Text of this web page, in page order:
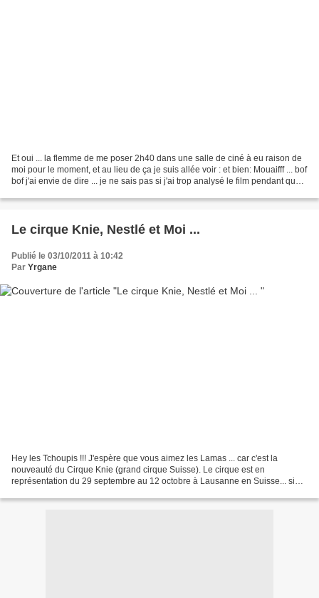
Et oui ... la flemme de me poser 2h40 dans une salle de ciné à eu raison de
moi pour le moment, et au lieu de ça je suis allée voir : et bien: Mouaifff ... bof
bof j'ai envie de dire ... je ne sais pas si j'ai trop analysé le film pendant que
Le cirque Knie, Nestlé et Moi ...
Publié le 03/10/2011 à 10:42
Par Yrgane
Hey les Tchoupis !!! J'espère que vous aimez les Lamas ... car c'est la
nouveauté du Cirque Knie (grand cirque Suisse). Le cirque est en
représentation du 29 septembre au 12 octobre à Lausanne en Suisse... si